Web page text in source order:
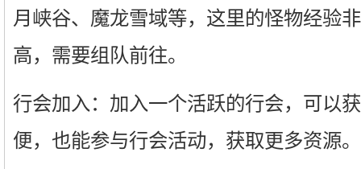
月峡谷、魔龙雪域等，这里的怪物经验
高，需要组队前往。
行会加入：加入一个活跃的行会，可以
便，也能参与行会活动，获取更多资源。